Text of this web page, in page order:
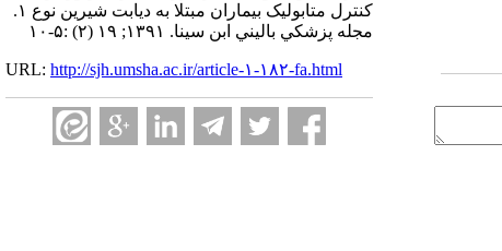
کنترل متابولیک بیماران مبتلا به دیابت شیرین نوع ۱.
مجله پزشكي باليني ابن سينا. ۱۳۹۱; ۱۹ (۲) :۵-۱۰
URL: http://sjh.umsha.ac.ir/article-۱-۱۸۲-fa.html